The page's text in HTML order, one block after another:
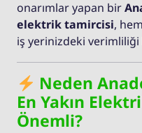
onarımlar yapan bir
elektrik tamircisi,
iş yerinizdeki verimliliği
Neden
En Yakın
Önemli?